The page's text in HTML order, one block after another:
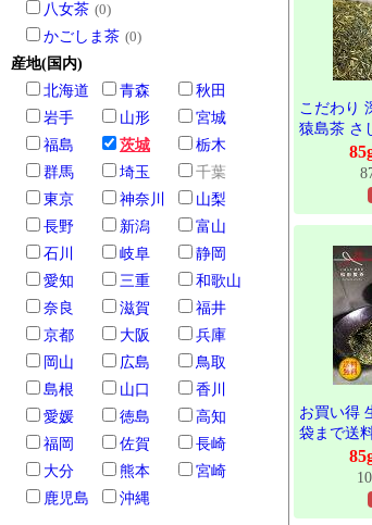
八女茶 (0)
かごしま茶 (0)
産地(国内)
北海道
青森
秋田
岩手
山形
宮城
福島
茨城
栃木
群馬
埼玉
千葉
東京
神奈川
山梨
長野
新潟
富山
石川
岐阜
静岡
愛知
三重
和歌山
奈良
滋賀
福井
京都
大阪
兵庫
岡山
広島
鳥取
島根
山口
香川
愛媛
徳島
高知
福岡
佐賀
長崎
大分
熊本
宮崎
鹿児島
沖縄
こだわり
猿島茶 さ
葉産地直
茨城県産
ターが作
ーチ農法
お買い得
袋まで送
茨城県 名
さしま茶
本格的